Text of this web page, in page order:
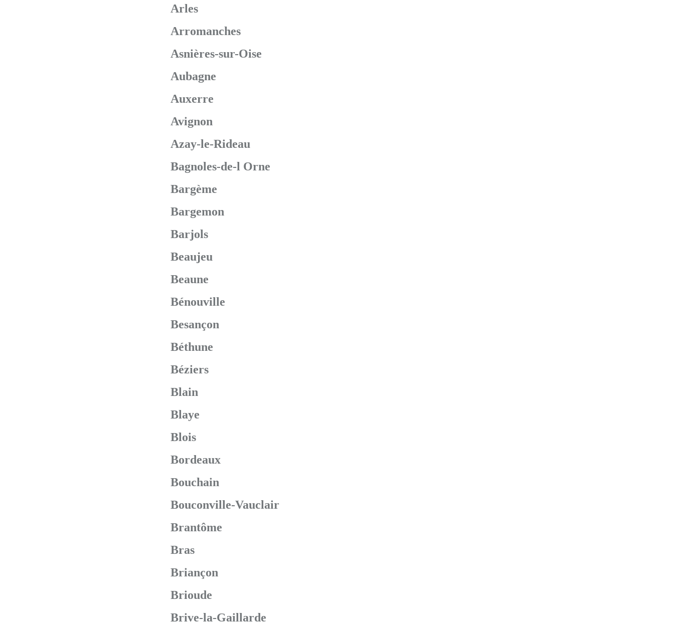
Arles
Arromanches
Asnières-sur-Oise
Aubagne
Auxerre
Avignon
Azay-le-Rideau
Bagnoles-de-l Orne
Bargème
Bargemon
Barjols
Beaujeu
Beaune
Bénouville
Besançon
Béthune
Béziers
Blain
Blaye
Blois
Bordeaux
Bouchain
Bouconville-Vauclair
Brantôme
Bras
Briançon
Brioude
Brive-la-Gaillarde